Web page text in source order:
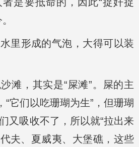
里形成的气泡，大得可以装
滩，其实是“屎滩”。屎的主
“它们以吃珊瑚为生”，但珊瑚
又吸收不了，所以就“拉出来
夫、夏威夷、大堡礁，这些